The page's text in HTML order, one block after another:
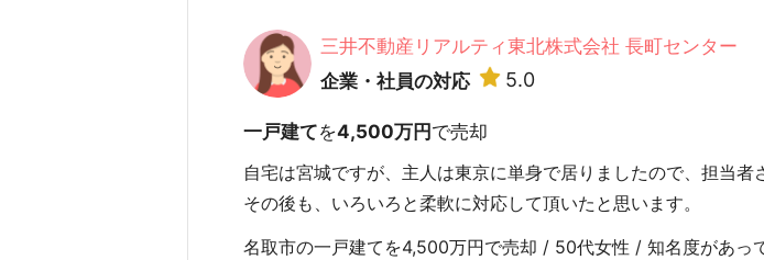
三井不動産リアルティ東北株式会社 長町センター
企業・社員の対応
5.0
一戸建てを4,500万円 で売却
自宅は宮城ですが、主人は東京に単身で居りましたので、担当
その後も、いろいろと柔軟に対応して頂いたと思います。
名取市の一戸建てを4,500万円で売却 / 50代女性 / 知名度があっ